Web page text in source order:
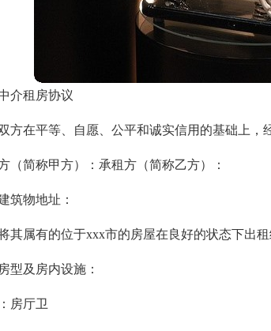
介租房协议
方在平等、自愿、公平和诚实信用的基础上，
（简称甲方）：承租方（简称乙方）：
筑物地址：
其属有的位于xxx市的房屋在良好的状态下出
型及房内设施：
房厅卫